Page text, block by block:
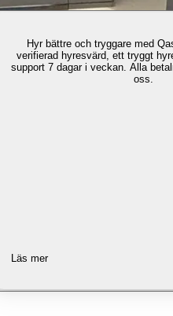
Hyr bättre och tryggare med
verifierad hyresvärd, ett tryggt
support 7 dagar i veckan. Alla
oss.
Läs mer